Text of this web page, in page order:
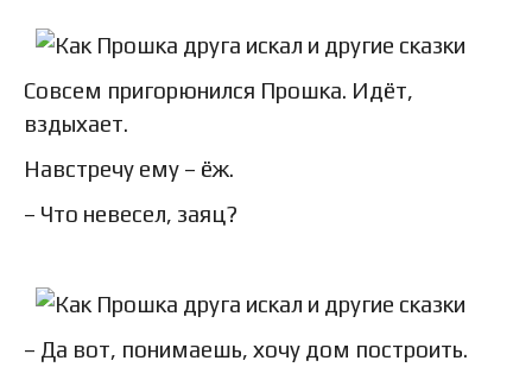
Совсем пригорюнился Прошка. Идёт,
вздыхает.
Навстречу ему – ёж.
– Что невесел, заяц?
– Да вот, понимаешь, хочу дом построить.